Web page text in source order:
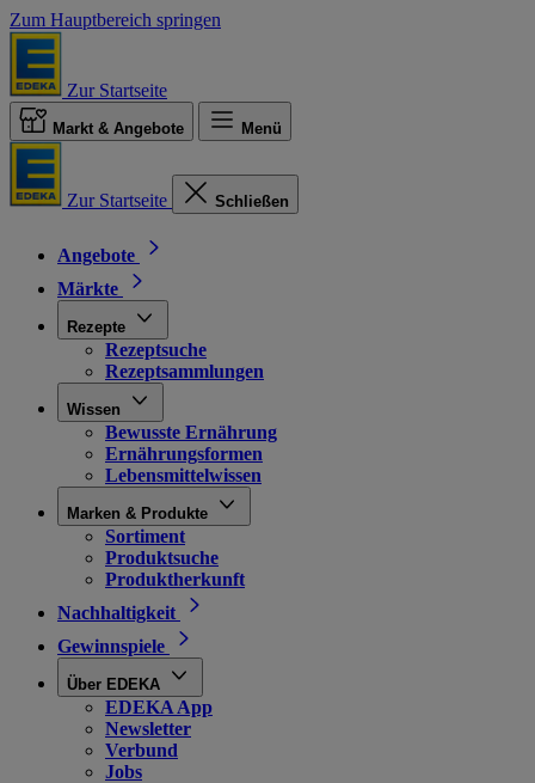
Zum Hauptbereich springen
Zur Startseite
Markt & Angebote Menü
Zur Startseite Schließen
Angebote
Märkte
Rezepte
Rezeptsuche
Rezeptsammlungen
Wissen
Bewusste Ernährung
Ernährungsformen
Lebensmittelwissen
Marken & Produkte
Sortiment
Produktsuche
Produktherkunft
Nachhaltigkeit
Gewinnspiele
Über EDEKA
EDEKA App
Newsletter
Verbund
Jobs